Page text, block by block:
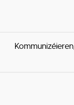
Kommunizéieren